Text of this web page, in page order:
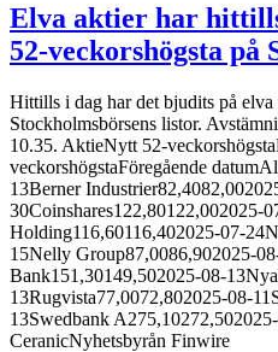
Elva aktier har
52-veckorshögsta på
Hittills i dag har det bjudits på elva
Stockholmsbörsens listor.
10.35. AktieNytt 52-
veckorshögstaFöregående
13Berner
30Coinshares122,80122,002025-
Holding116,60116,402025-07-
15Nelly Group87,0086,902025-
Bank151,30149,502025-08-
13Rugvista77,0072,802025-08-
13Swedbank
CeranicNyhetsbyrån Finwire